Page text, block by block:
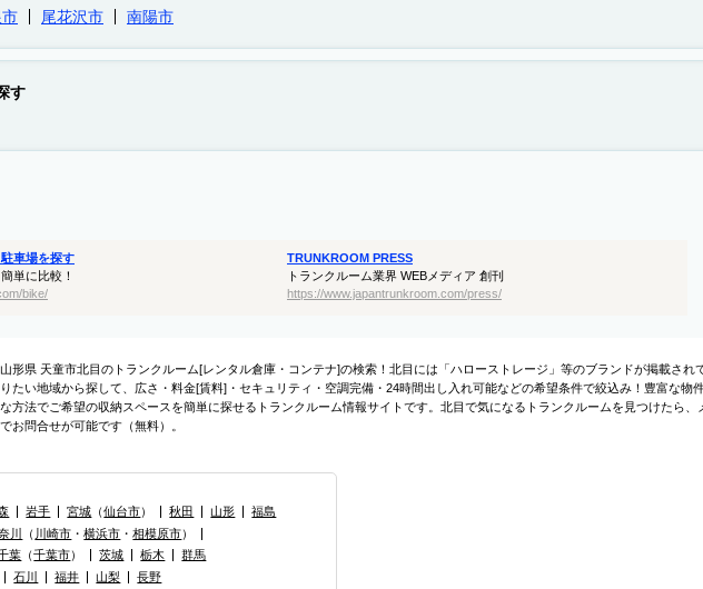
尾花沢市 南陽市
す
車場を探す
単に比較！
bike/
TRUNKROOM PRESS
トランクルーム業界 WEBメディア 創刊
https://www.japantrunkroom.com/press/
山形県 天童市北目のトランクルーム[レンタル倉庫・コンテナ]の検索！北目には「ハローストレージ」等のブランドが掲載され
りたい地域から探して、広さ・料金[賃料]・セキュリティ・空調完備・24時間出し入れ可能などの希望条件で絞込み！豊富な物
な方法でご希望の収納スペースを簡単に探せるトランクルーム情報サイトです。北目で気になるトランクルームを見つけたら、
でお問合せが可能です（無料）。
岩手 宮城 （仙台市） 秋田 山形
福島
川 （ 川崎市 ・横浜市 ・相模原市）
葉 （千葉市） 茨城 栃木
群馬
石川 福井 山梨 長野